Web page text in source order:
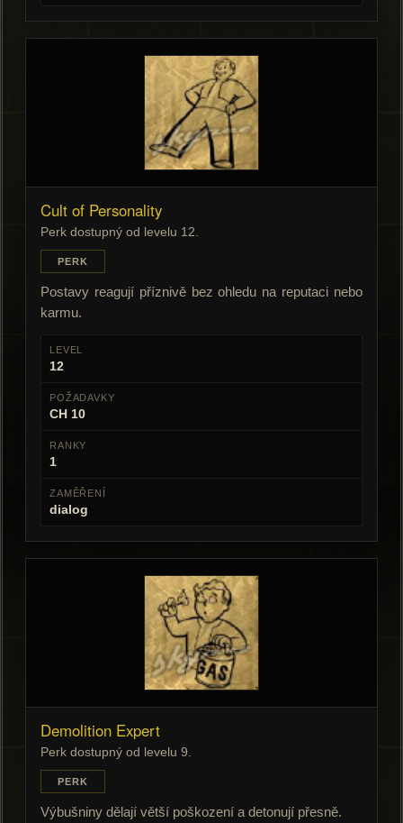
Cult of Personality
Perk dostupný od levelu 12.
PERK
Postavy reagují příznivě bez ohledu na reputaci nebo
karmu.
LEVEL
12
POŽADAVKY
CH 10
RANKY
1
ZAMĚŘENÍ
dialog
Demolition Expert
Perk dostupný od levelu 9.
PERK
Výbušniny dělají větší poškození a detonují přesně.